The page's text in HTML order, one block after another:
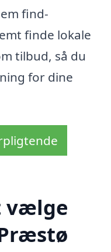
find-
finde lokale
tilbud, så du
for dine
vælge